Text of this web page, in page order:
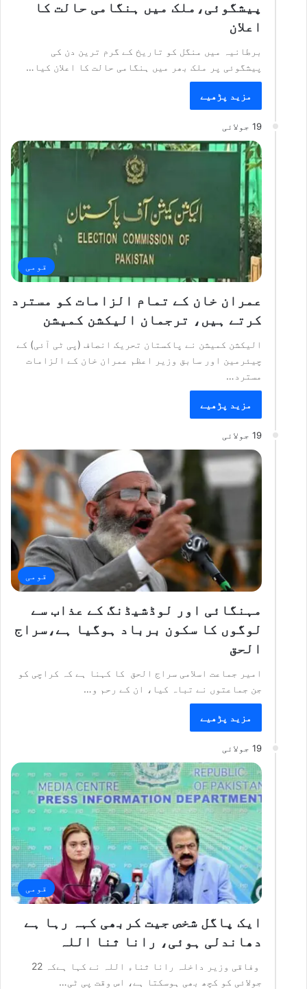
پیشگوئی،ملک میں ہنگامی حالت کا
اعلان
برطانیہ میں منگل کو تاریخ کے گرم ترین دن کی
پیشگوئی پر ملک بھر میں ہنگامی حالت کا اعلان کیا…
مزید پڑھیے
19 جولائی
قومی
عمران خان کے تمام الزامات کو مسترد
کرتے ہیں، ترجمان الیکشن کمیشن
الیکشن کمیشن نے پاکستان تحریک انصاف (پی ٹی آئی) کے
چیئرمین اور سابق وزیر اعظم عمران خان کے الزامات
مسترد…
مزید پڑھیے
19 جولائی
قومی
مہنگائی اور لوڈشیڈنگ کے عذاب سے
لوگوں کا سکون برباد ہوگیا ہے،سراج
الحق
امیر جماعت اسلامی سراج الحق کا کہنا ہے کہ کراچی کو
جن جماعتوں نے تباہ کیا، ان کے رحم و…
مزید پڑھیے
19 جولائی
قومی
ایک پاگل شخص جیت کربھی کہہ رہا ہے
دھاندلی ہوئی، رانا ثنا اللہ
وفاقی وزیر داخلہ رانا ثناء اللہ نے کہا ہےکہ 22
جولائی کو کچھ بھی ہوسکتا ہے، اس وقت پی ٹی…